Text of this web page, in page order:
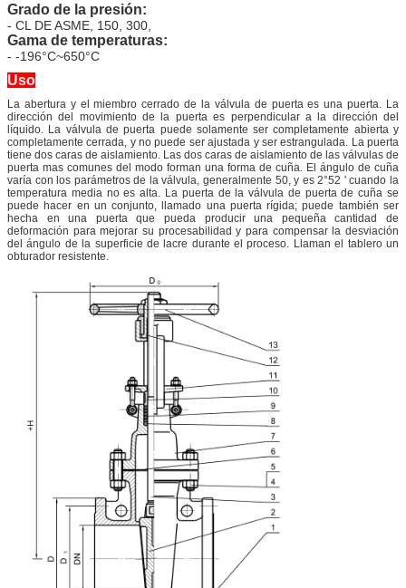
Grado de la presión:
- CL DE ASME, 150, 300,
Gama de temperaturas:
- -196°C~650°C
Uso
La abertura y el miembro cerrado de la válvula de puerta es una puerta. La
dirección del movimiento de la puerta es perpendicular a la dirección del
líquido. La válvula de puerta puede solamente ser completamente abierta y
completamente cerrada, y no puede ser ajustada y ser estrangulada. La puerta
tiene dos caras de aislamiento. Las dos caras de aislamiento de las válvulas de
puerta mas comunes del modo forman una forma de cuña. El ángulo de cuña
varía con los parámetros de la válvula, generalmente 50, y es 2°52 ' cuando la
temperatura media no es alta. La puerta de la válvula de puerta de cuña se
puede hacer en un conjunto, llamado una puerta rígida; puede también ser
hecha en una puerta que pueda producir una pequeña cantidad de
deformación para mejorar su procesabilidad y para compensar la desviación
del ángulo de la superficie de lacre durante el proceso. Llaman el tablero un
obturador resistente.